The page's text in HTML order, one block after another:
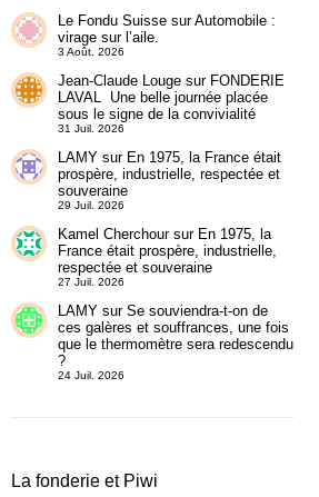
Le Fondu SuissesurAutomobile :
virage sur l’aile.
3 Août. 2026
Jean-Claude Lougesur FONDERIE
LAVAL Une belle journée placée
sous le signe de la convivialité
31 Juil. 2026
LAMYsur En 1975, la France était
prospère, industrielle, respectée et
souveraine
29 Juil. 2026
Kamel Cherchoursur En 1975, la
France était prospère, industrielle,
respectée et souveraine
27 Juil. 2026
LAMYsur Se souviendra-t-on de
ces galères et souffrances, une fois
que le thermomètre sera redescendu
?
24 Juil. 2026
La fonderie et Piwi